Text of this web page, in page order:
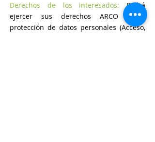
Derechos de los interesados: Podrá
ejercer sus derechos ARCO sobre
protección de datos personales (Acceso,